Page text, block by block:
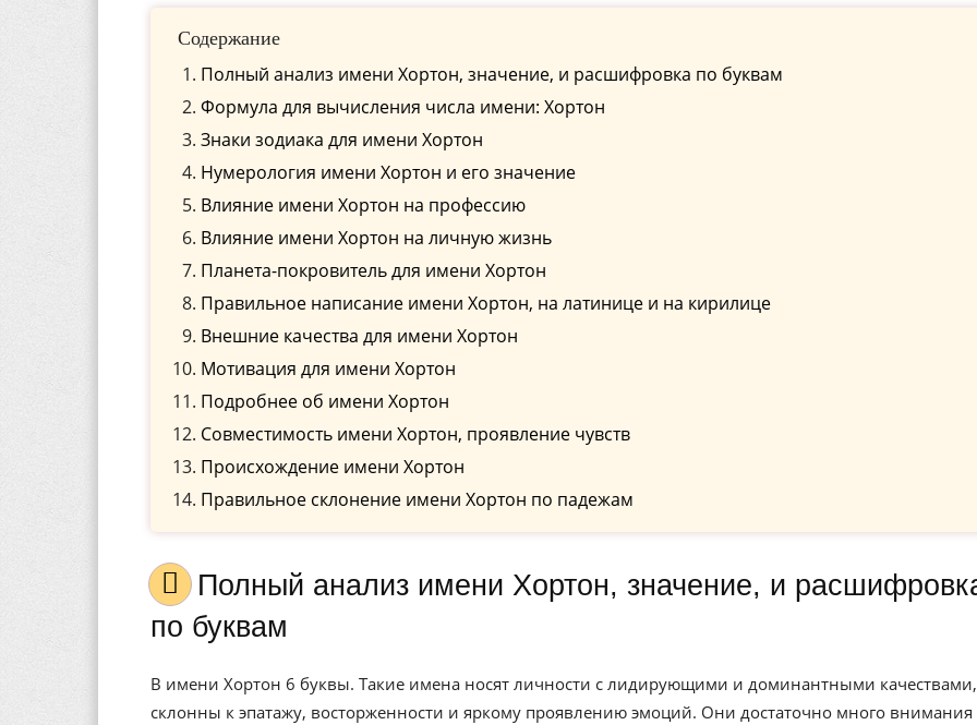
Содержание
Полный анализ имени Хортон, значение, и расшифровка по буквам
Формула для вычисления числа имени: Хортон
Знаки зодиака для имени Хортон
Нумерология имени Хортон и его значение
Влияние имени Хортон на профессию
Влияние имени Хортон на личную жизнь
Планета-покровитель для имени Хортон
Правильное написание имени Хортон, на латинице и на кирилице
Внешние качества для имени Хортон
Мотивация для имени Хортон
Подробнее об имени Хортон
Совместимость имени Хортон, проявление чувств
Происхождение имени Хортон
Правильное склонение имени Хортон по падежам
Полный анализ имени Хортон, значение, и расшифровка
по буквам
В имени Хортон 6 буквы. Такие имена носят личности с лидирующими и доминантными качествами,
склонны к эпатажу, восторженности и яркому проявлению эмоций. Они достаточно много внимания